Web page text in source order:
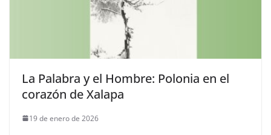
La Palabra y el Hombre: Polonia en el
corazón de Xalapa
19 de enero de 2026